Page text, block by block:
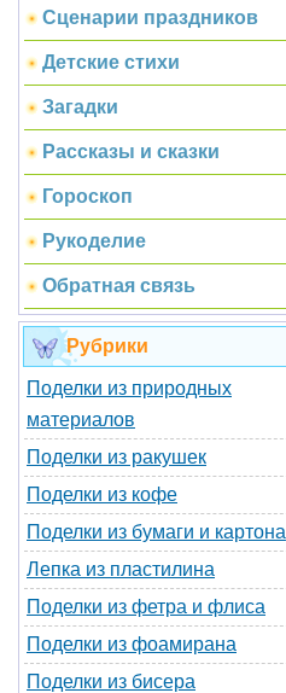
Сценарии праздников
Детские стихи
Загадки
Рассказы и сказки
Гороскоп
Рукоделие
Обратная связь
Рубрики
Поделки из природных
материалов
Поделки из ракушек
Поделки из кофе
Поделки из бумаги и картона
Лепка из пластилина
Поделки из фетра и флиса
Поделки из фоамирана
Поделки из бисера